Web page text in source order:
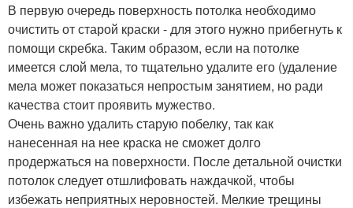
В первую очередь поверхность потолка необходимо
очистить от старой краски - для этого нужно прибегнуть к
помощи скребка. Таким образом, если на потолке
имеется слой мела, то тщательно удалите его (удаление
мела может показаться непростым занятием, но ради
качества стоит проявить мужество.
Очень важно удалить старую побелку, так как
нанесенная на нее краска не сможет долго
продержаться на поверхности. После детальной очистки
потолок следует отшлифовать наждачкой, чтобы
избежать неприятных неровностей. Мелкие трещины